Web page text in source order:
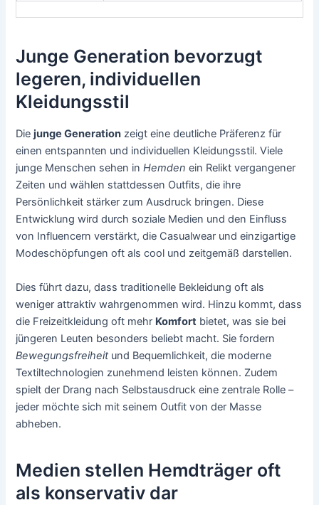
Junge Generation bevorzugt
legeren, individuellen
Kleidungsstil
Diejunge Generation zeigt eine deutliche Präferenz für
einen entspannten und individuellen Kleidungsstil. Viele
junge Menschen sehen inHemden ein Relikt vergangener
Zeiten und wählen stattdessen Outfits, die ihre
Persönlichkeit stärker zum Ausdruck bringen. Diese
Entwicklung wird durch soziale Medien und den Einfluss
von Influencern verstärkt, die Casualwear und einzigartige
Modeschöpfungen oft als cool und zeitgemäß darstellen.
Dies führt dazu, dass traditionelle Bekleidung oft als
weniger attraktiv wahrgenommen wird. Hinzu kommt, dass
die Freizeitkleidung oft mehr Komfort bietet, was sie bei
jüngeren Leuten besonders beliebt macht. Sie fordern
Bewegungsfreiheitund Bequemlichkeit, die moderne
Textiltechnologien zunehmend leisten können. Zudem
spielt der Drang nach Selbstausdruck eine zentrale Rolle –
jeder möchte sich mit seinem Outfit von der Masse
abheben.
Medien stellen Hemdträger oft
als konservativ dar